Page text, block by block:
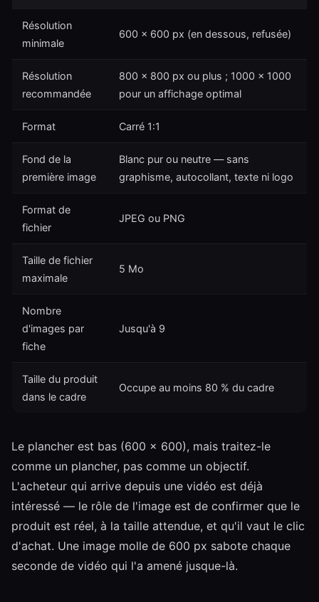
Résolution
minimale
600 × 600 px (en dessous, refusée)
Résolution
recommandée
800 × 800 px ou plus ; 1000 × 1000
pour un affichage optimal
Format Carré 1:1
Fond de la
première image
Blanc pur ou neutre — sans
graphisme, autocollant, texte ni logo
Format de
fichier
JPEG ou PNG
Taille de fichier
maximale
5 Mo
Nombre
d'images par
fiche
Jusqu'à 9
Taille du produit
dans le cadre
Occupe au moins 80 % du cadre
Le plancher est bas (600 × 600), mais traitez-le
comme un plancher, pas comme un objectif.
L'acheteur qui arrive depuis une vidéo est déjà
intéressé — le rôle de l'image est de confirmer que le
produit est réel, à la taille attendue, et qu'il vaut le clic
d'achat. Une image molle de 600 px sabote chaque
seconde de vidéo qui l'a amené jusque-là.